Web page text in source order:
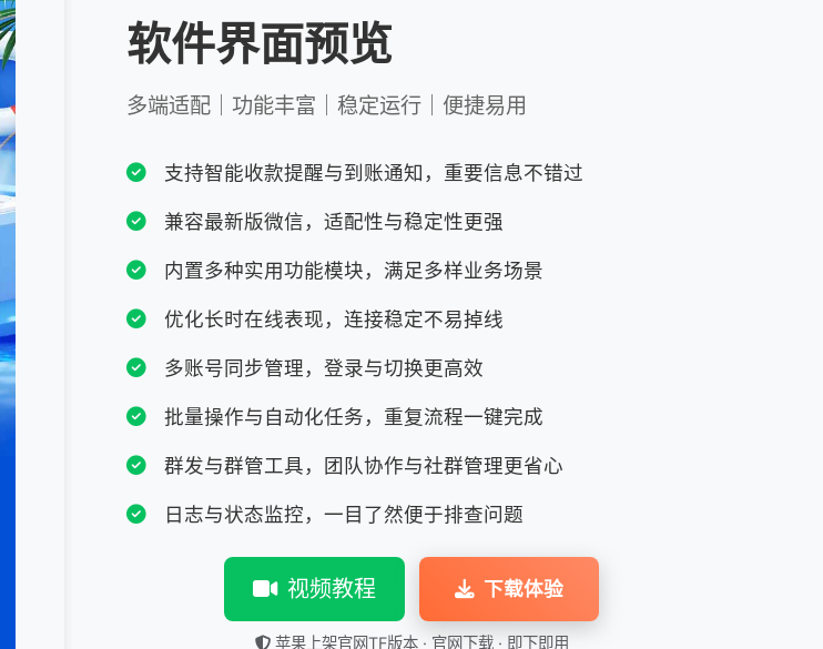
软件界面预览
多端适配｜功能丰富｜稳定运行｜便捷易用
支持智能收款提醒与到账通知，重要信息不错过
兼容最新版微信，适配性与稳定性更强
内置多种实用功能模块，满足多样业务场景
优化长时在线表现，连接稳定不易掉线
多账号同步管理，登录与切换更高效
批量操作与自动化任务，重复流程一键完成
群发与群管工具，团队协作与社群管理更省心
日志与状态监控，一目了然便于排查问题
视频教程 下载体验
苹果上架官网TF版本 · 官网下载 · 即下即用